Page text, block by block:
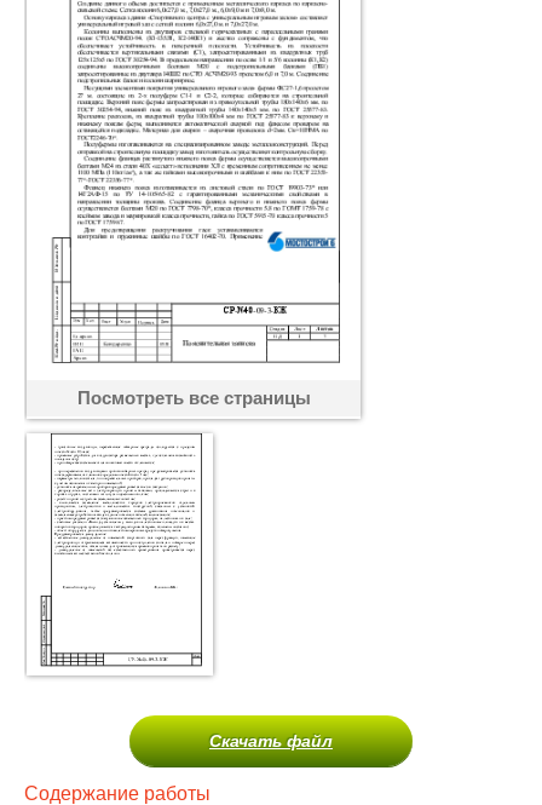
Посмотреть все страницы
Скачать файл
Содержание работы